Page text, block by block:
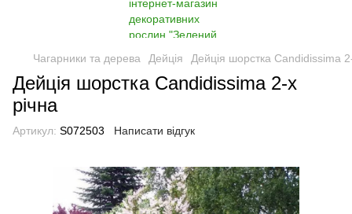
Чагарники та дерева Дейція Дейція шорстка Candidissima
Дейція шорстка Candidissima 2-х
річна
Артикул: S072503 Написати відгук